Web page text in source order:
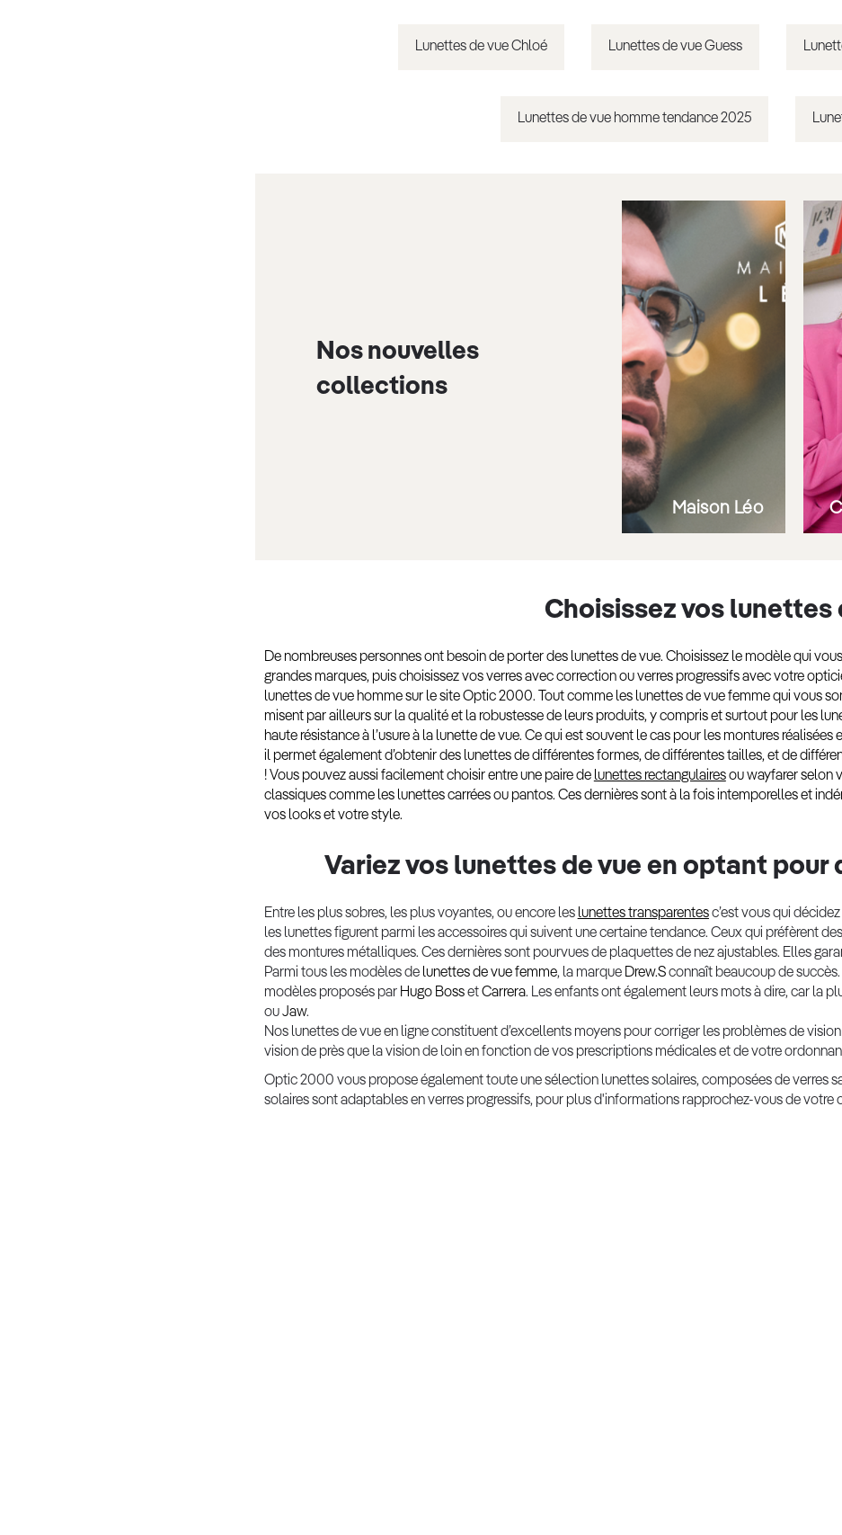
Lunettes de vue Chloé Lunettes de vue Guess
Lunettes de vue homme tendance 2025
Nos nouvelles
collections
Maison Léo
Choisissez vos lunettes
De nombreuses personnes ont besoin de porter des lunettes de vue. Choisissez le modèle qui
grandes marques, puis choisissez vos verres avec correction ou verres progressifs avec votre
lunettes de vue homme sur le site Optic 2000. Tout comme les lunettes de vue femme qui vous
misent par ailleurs sur la qualité et la robustesse de leurs produits, y compris et surtout pour les
haute résistance à l’usure à la lunette de vue. Ce qui est souvent le cas pour les montures
il permet également d’obtenir des lunettes de différentes formes, de différentes tailles, et de
! Vous pouvez aussi facilement choisir entre une paire de lunettes rectangulairesou wayfarer selon
classiques comme les lunettes carrées ou pantos. Ces dernières sont à la fois intemporelles et
vos looks et votre style.
Variez vos lunettes de vue en optant
Entre les plus sobres, les plus voyantes, ou encore les lunettes transparentesc’est vous qui
les lunettes figurent parmi les accessoires qui suivent une certaine tendance. Ceux qui préfèrent
des montures métalliques. Ces dernières sont pourvues de plaquettes de nez ajustables. Elles
Parmi tous les modèles de lunettes de vue femme, la marque Drew.Sconnaît beaucoup de
modèles proposés par Hugo BossetCarrera. Les enfants ont également leurs mots à dire, car la
ouJaw.
Nos lunettes de vue en ligne constituent d’excellents moyens pour corriger les problèmes de
vision de près que la vision de loin en fonction de vos prescriptions médicales et de votre
Optic 2000 vous propose également toute une sélection lunettes solaires, composées de verres
solaires sont adaptables en verres progressifs, pour plus d'informations rapprochez-vous de votre